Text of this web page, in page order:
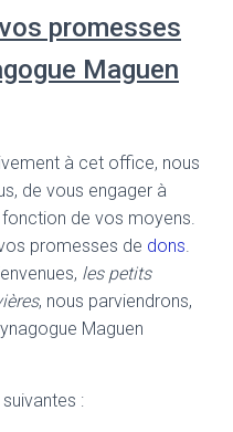
promesses
Maguen
à cet office, nous
de vous engager à
de vos moyens.
promesses de dons
les petits
, nous parviendrons,
Maguen
: